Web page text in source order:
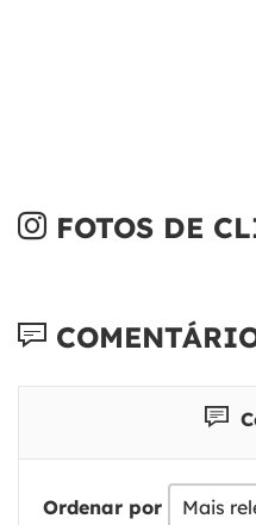
FOTOS DE
Ordenar por